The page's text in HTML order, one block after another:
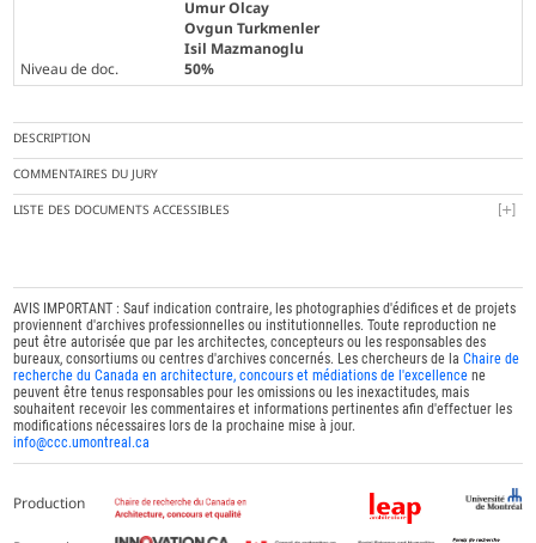
Umur Olcay
Ovgun Turkmenler
Isil Mazmanoglu
Niveau de doc.
50%
DESCRIPTION
COMMENTAIRES DU JURY
LISTE DES DOCUMENTS ACCESSIBLES
AVIS IMPORTANT : Sauf indication contraire, les photographies d'édifices et de projets
proviennent d'archives professionnelles ou institutionnelles. Toute reproduction ne
peut être autorisée que par les architectes, concepteurs ou les responsables des
bureaux, consortiums ou centres d'archives concernés. Les chercheurs de laChaire de
recherche du Canada en architecture, concours et médiations de l'excellence ne
peuvent être tenus responsables pour les omissions ou les inexactitudes, mais
souhaitent recevoir les commentaires et informations pertinentes afin d'effectuer les
modifications nécessaires lors de la prochaine mise à jour.
info@ccc.umontreal.ca
Production